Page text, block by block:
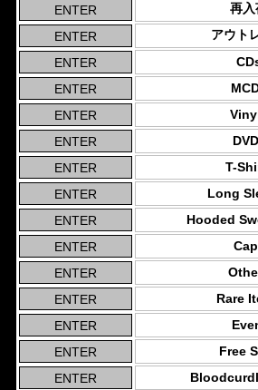
再入
アウト
T-
Long
Hooded
Rare
Free